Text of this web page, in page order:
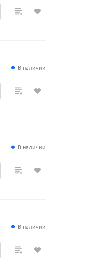
В наличии
В наличии
В наличии